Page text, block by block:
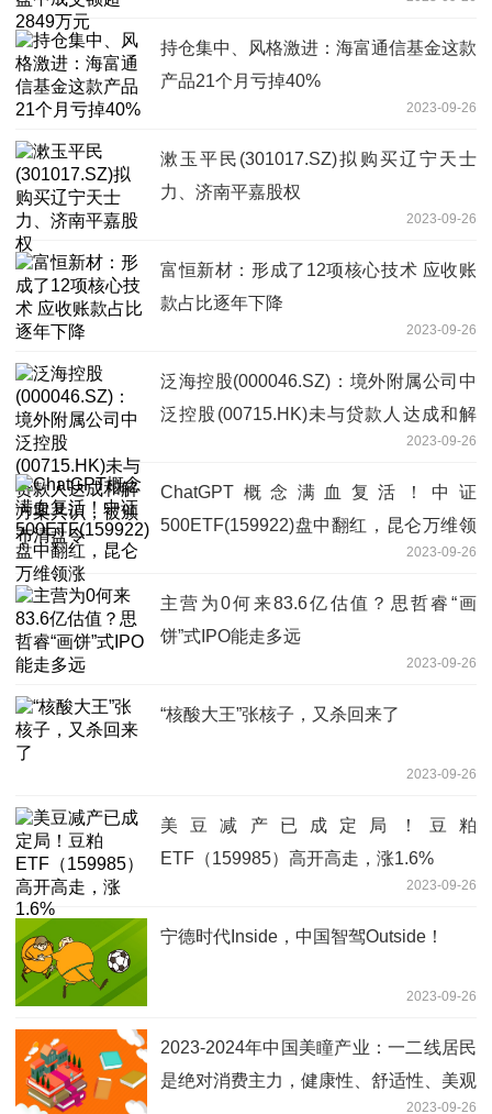
持仓集中、风格激进：海富通信基金这款
产品21个月亏掉40%
2023-09-26
漱玉平民(301017.SZ)拟购买辽宁天士
力、济南平嘉股权
2023-09-26
富恒新材：形成了12项核心技术 应收账
款占比逐年下降
2023-09-26
泛海控股(000046.SZ)：境外附属公司中
泛控股(00715.HK)未与贷款人达成和解
2023-09-26
ChatGPT概念满血复活！中证
500ETF(159922)盘中翻红，昆仑万维领
2023-09-26
主营为0何来83.6亿估值？思哲睿“画
饼”式IPO能走多远
2023-09-26
“核酸大王”张核子，又杀回来了
2023-09-26
美豆减产已成定局！豆粕
ETF（159985）高开高走，涨1.6%
2023-09-26
宁德时代Inside，中国智驾Outside！
2023-09-26
2023-2024年中国美瞳产业：一二线居民
是绝对消费主力，健康性、舒适性、美观
2023-09-26